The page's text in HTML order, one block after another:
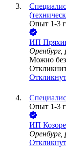
Опыт 1-3
ИП
Оренбург,
Можно
Опыт 1-3
ИП